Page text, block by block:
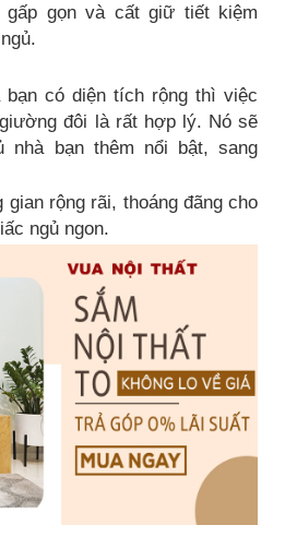
gấp gọn và cất giữ tiết kiệm
bạn có diện tích rộng thì việc
đôi là rất hợp lý. Nó sẽ
nhà bạn thêm nổi bật, sang
gian rộng rãi, thoáng đãng cho
ngủ ngon.